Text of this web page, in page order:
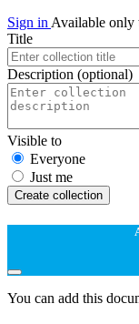
Sign in Available only
Title
Description (optional)
Visible to
Everyone
Just me
Create collection
You can add this